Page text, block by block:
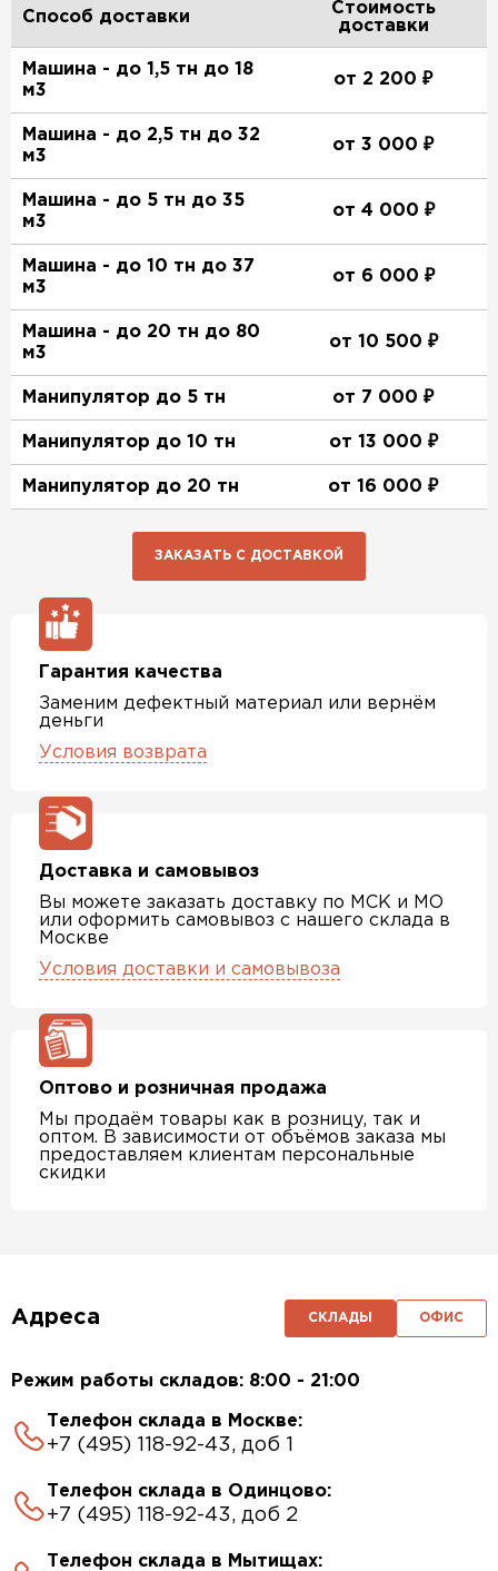
Способ доставки
Стоимость
доставки
Машина - до 1,5 тн до 18
м3
от 2 200 ₽
Машина - до 2,5 тн до 32
м3
от 3 000 ₽
Машина - до 5 тн до 35
м3
от 4 000 ₽
Машина - до 10 тн до 37
м3
от 6 000 ₽
Машина - до 20 тн до 80
м3
от 10 500 ₽
Манипулятор до 5 тн от 7 000 ₽
Манипулятор до 10 тн от 13 000 ₽
Манипулятор до 20 тн от 16 000 ₽
ЗАКАЗАТЬ С ДОСТАВКОЙ
Гарантия качества
Заменим дефектный материал или вернём
деньги
Условия возврата
Доставка и самовывоз
Вы можете заказать доставку по МСК и МО
или оформить самовывоз с нашего склада в
Москве
Условия доставки и самовывоза
Оптово и розничная продажа
Мы продаём товары как в розницу, так и
оптом. В зависимости от объёмов заказа мы
предоставляем клиентам персональные
скидки
Адреса СКЛАДЫ ОФИС
Режим работы складов: 8:00 - 21:00
Телефон склада в Москве:
+7 (495) 118-92-43, доб 1
Телефон склада в Одинцово:
+7 (495) 118-92-43, доб 2
Телефон склада в Мытищах: